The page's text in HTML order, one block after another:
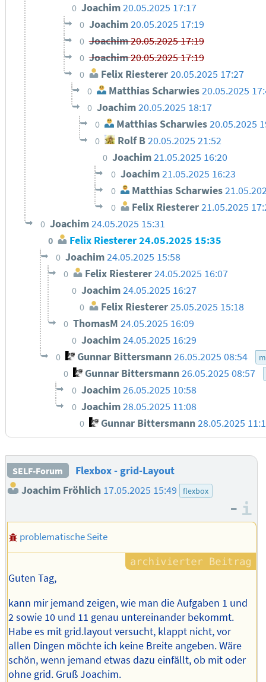
0 Joachim20.05.2025 17:17
0 Joachim20.05.2025 17:19
0 Joachim20.05.2025 17:19
0 Joachim20.05.2025 17:19
0 Felix Riesterer 20.05.2025 17:27
0 Matthias Scharwies20.05.2025
0 Joachim20.05.2025 18:17
0 Matthias Scharwies20.05.2025
0 Rolf B20.05.2025 21:52
0 Joachim21.05.2025 16:20
0 Joachim21.05.2025 16:23
0 Matthias Scharwies
0 Felix Riesterer21.05.2025
0 Joachim24.05.2025 15:31
0 Felix Riesterer24.05.2025 15:35
0 Joachim24.05.2025 15:58
0 Felix Riesterer24.05.2025 16:07
0 Joachim24.05.2025 16:27
0 Felix Riesterer 25.05.2025 15:18
0 ThomasM24.05.2025 16:09
0 Joachim24.05.2025 16:29
0 Gunnar Bittersmann26.05.2025 08:54
0 Gunnar Bittersmann26.05.2025 08:57
0 Joachim26.05.2025 10:58
0 Joachim28.05.2025 11:08
0 Gunnar Bittersmann 28.05.2025
SELF-Forum
Flexbox - grid-Layout
Joachim Fröhlich 17.05.2025 15:49 flexbox
–
problematische Seite
Guten Tag,
kann mir jemand zeigen, wie man die Aufgaben 1 und
2 sowie 10 und 11 genau untereinander bekommt.
Habe es mit grid.layout versucht, klappt nicht, vor
allen Dingen möchte ich keine Breite angeben. Wäre
schön, wenn jemand etwas dazu einfällt, ob mit oder
ohne grid. Gruß Joachim.